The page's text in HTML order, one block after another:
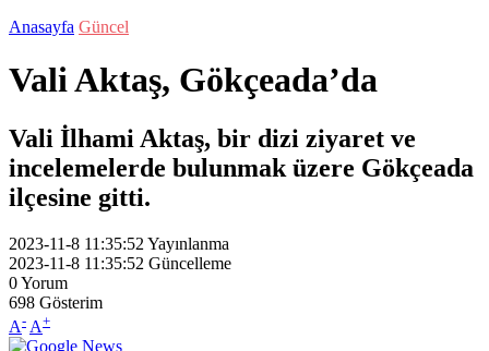
Anasayfa Güncel
Vali Aktaş, Gökçeada’da
Vali İlhami Aktaş, bir dizi ziyaret ve
incelemelerde bulunmak üzere Gökçeada
ilçesine gitti.
2023-11-8 11:35:52 Yayınlanma
2023-11-8 11:35:52 Güncelleme
0Yorum
698 Gösterim
A- A+